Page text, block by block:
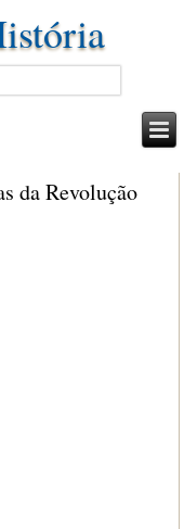
da Revolução